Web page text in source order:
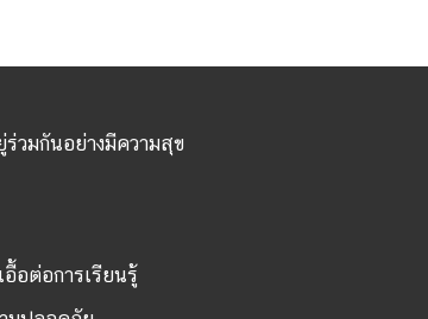
วมกันอย่างมีความสุข
อต่อการเรียนรู้